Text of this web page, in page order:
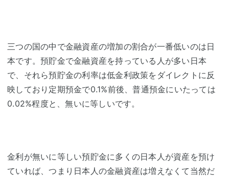
三つの国の中で金融資産の増加の割合が一番低いのは日
本です。預貯金で金融資産を持っている人が多い日本
で、それら預貯金の利率は低金利政策をダイレクトに反
映しており定期預金で0.1%前後、普通預金にいたっては
0.02%程度と、無いに等しいです。
金利が無いに等しい預貯金に多くの日本人が資産を預け
ていれば、つまり日本人の金融資産は増えなくて当然だ